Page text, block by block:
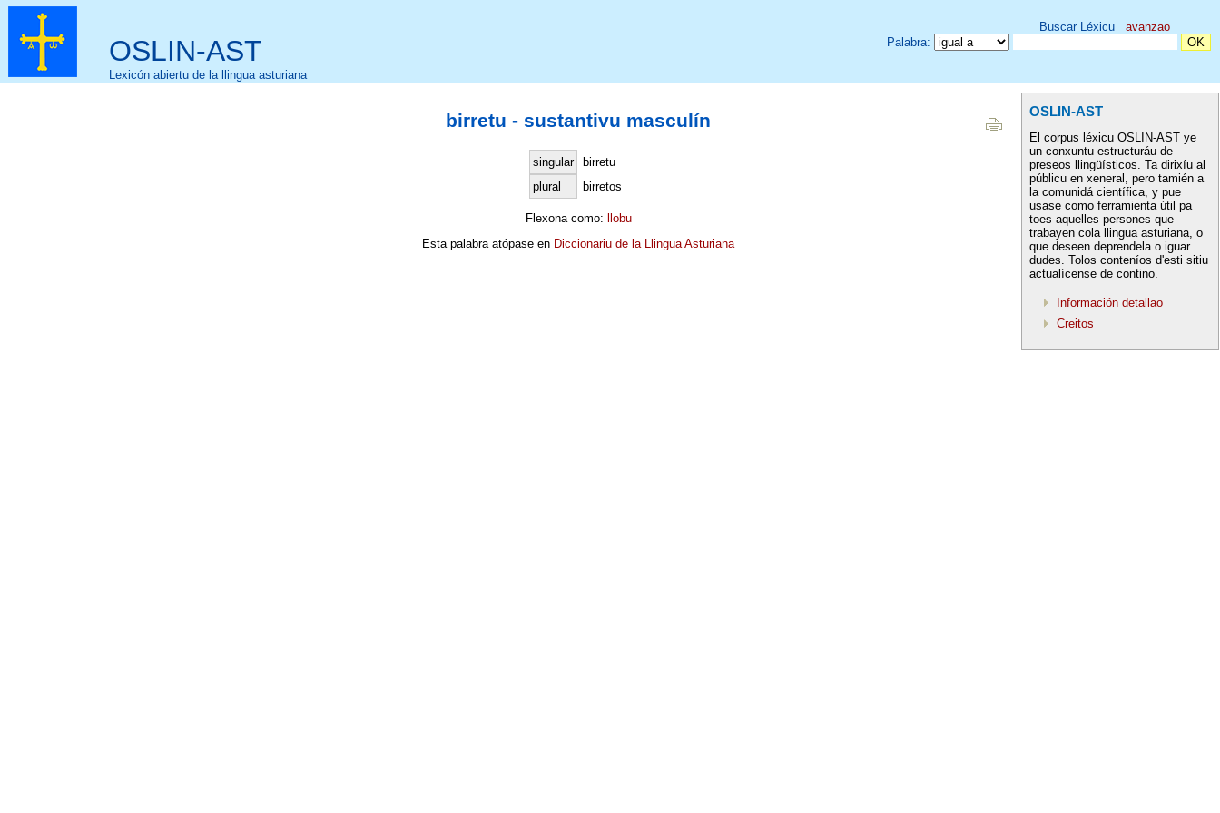
OSLIN-AST
Lexicón abiertu de la llingua asturiana
Buscar Léxicu avanzao
Palabra:
birretu - sustantivu masculín
singular
birretu
plural
birretos
Flexona como: llobu
Esta palabra atópase en Diccionariu de la Llingua Asturiana
OSLIN-AST
El corpus léxicu OSLIN-AST ye
un conxuntu estructuráu de
preseos llingüísticos. Ta dirixíu al
públicu en xeneral, pero tamién a
la comunidá científica, y pue
usase como ferramienta útil pa
toes aquelles persones que
trabayen cola llingua asturiana, o
que deseen deprendela o iguar
dudes. Tolos conteníos d'esti sitiu
actualícense de contino.
Información detallao
Creitos